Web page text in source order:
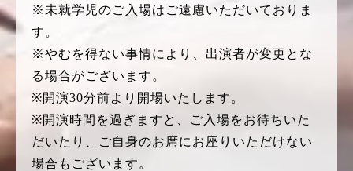
※未就学児のご入場はご遠慮いただいておりま
す。
※やむを得ない事情により、出演者が変更とな
る場合がございます。
※開演30分前より開場いたします。
※開演時間を過ぎますと、ご入場をお待ちいた
だいたり、ご自身のお席にお座りいただけない
場合もございます。